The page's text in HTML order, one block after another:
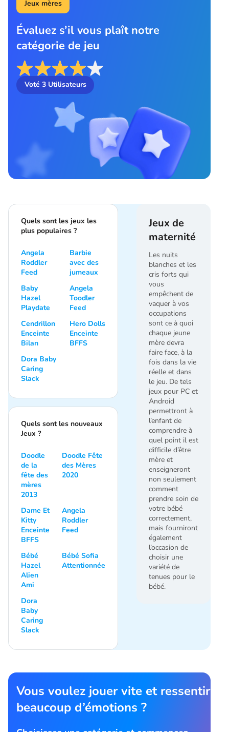
Jeux mères
Évaluez s’il vous plaît notre
catégorie de jeu
Voté 3Utilisateurs
Jeux de
maternité
Les nuits
blanches et les
cris forts qui
vous
empêchent de
vaquer à vos
occupations
sont ce à quoi
chaque jeune
mère devra
faire face, à la
fois dans la vie
réelle et dans
le jeu. De tels
jeux pour PC et
Android
permettront à
l’enfant de
comprendre à
quel point il est
difficile d’être
mère et
enseigneront
non seulement
comment
prendre soin de
votre bébé
correctement,
mais fourniront
également
l’occasion de
choisir une
variété de
tenues pour le
bébé.
Quels sont les jeux les
plus populaires ?
Angela
Roddler
Feed
Barbie
avec des
jumeaux
Baby
Hazel
Playdate
Angela
Toodler
Feed
Cendrillon
Enceinte
Bilan
Hero Dolls
Enceinte
BFFS
Dora Baby
Caring
Slack
Quels sont les nouveaux
Jeux ?
Doodle
de la
fête des
mères
2013
Doodle Fête
des Mères
2020
Dame Et
Kitty
Enceinte
BFFS
Angela
Roddler
Feed
Bébé
Hazel
Alien
Ami
Bébé Sofia
Attentionnée
Dora
Baby
Caring
Slack
Vous voulez jouer vite et ressentir
beaucoup d’émotions ?